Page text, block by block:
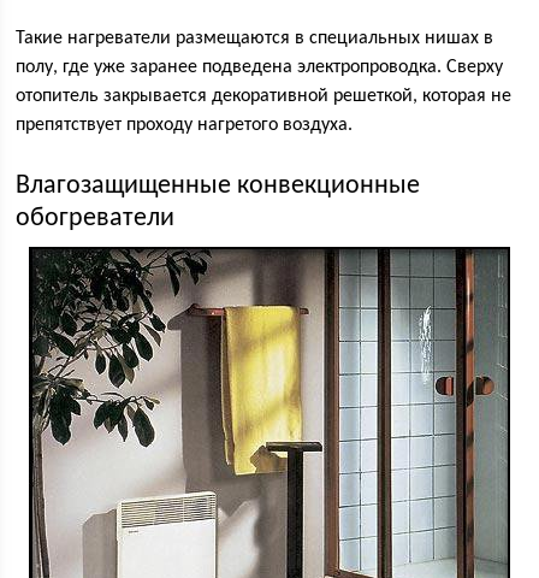
Такие нагреватели размещаются в специальных нишах в
полу, где уже заранее подведена электропроводка. Сверху
отопитель закрывается декоративной решеткой, которая не
препятствует проходу нагретого воздуха.
Влагозащищенные конвекционные
обогреватели